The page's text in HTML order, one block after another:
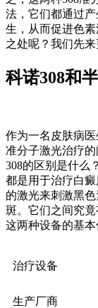
法，它们都通过
生，从而促进色
之处呢？我们先
科诺308和
作为一名皮肤病
准分子激光治疗
308的区别是什么
都是用于治疗白
的激光来刺激黑
斑。它们之间究
这两种设备的基本
治疗设备
生产厂商